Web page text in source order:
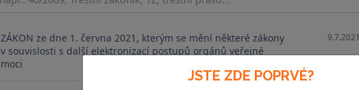
ZÁKON ze dne 1. června 2021, kterým se mění některé zákony
v souvislosti s další elektronizací postupů orgánů veřejné
moci
9.7.2021
JSTE ZDE POPRVÉ?